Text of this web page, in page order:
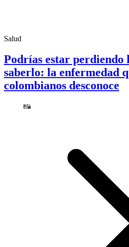
Salud
Podrías estar perdiendo
saberlo: la enfermedad
colombianos desconoce